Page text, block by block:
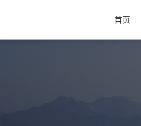
首页